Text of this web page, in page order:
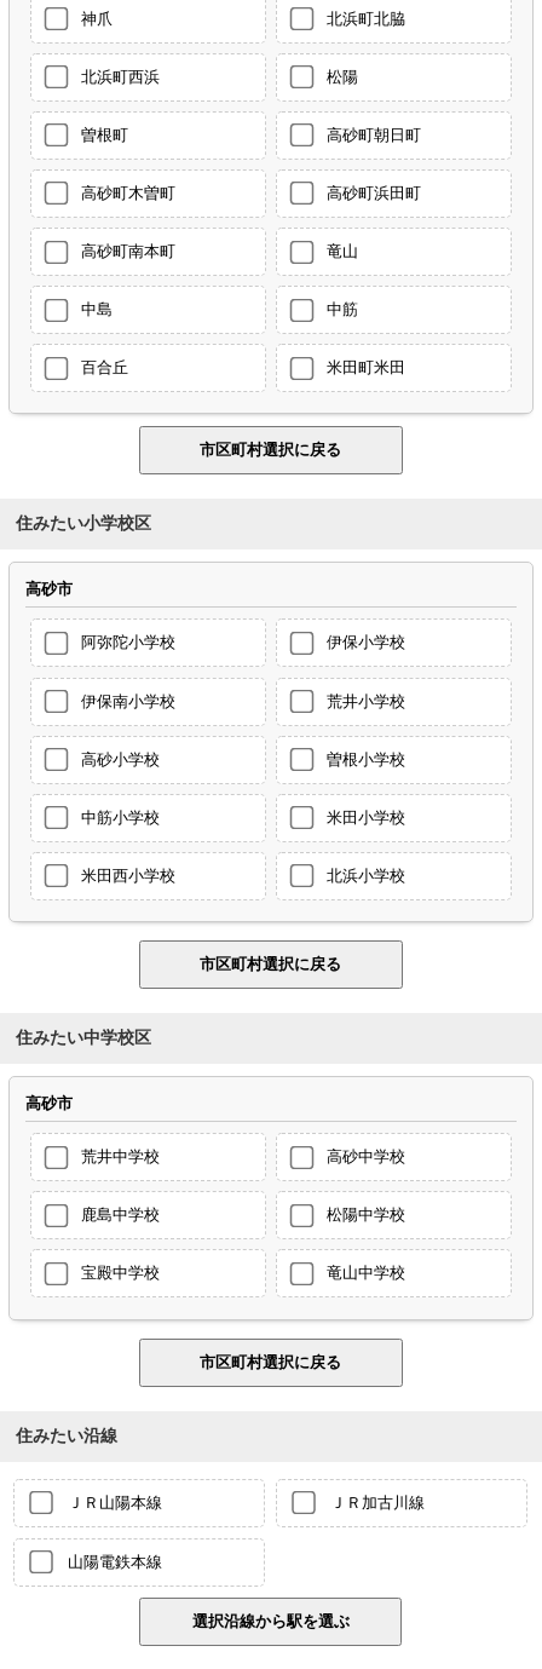
神爪 北浜町北脇
北浜町西浜 松陽
曽根町 高砂町朝日町
高砂町木曽町 高砂町浜田町
高砂町南本町 竜山
中島 中筋
百合丘 米田町米田
住みたい小学校区
高砂市
阿弥陀小学校 伊保小学校
伊保南小学校 荒井小学校
高砂小学校 曽根小学校
中筋小学校 米田小学校
米田西小学校 北浜小学校
住みたい中学校区
高砂市
荒井中学校 高砂中学校
鹿島中学校 松陽中学校
宝殿中学校 竜山中学校
住みたい沿線
ＪＲ山陽本線 ＪＲ加古川線
山陽電鉄本線